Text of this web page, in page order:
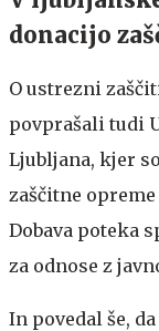
donacijo
O ustrezni
povprašali tudi
Ljubljana, kjer
zaščitne
Dobava poteka
za odnose z
In povedal še,